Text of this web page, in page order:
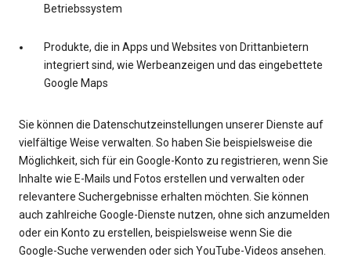
Betriebssystem
Produkte, die in Apps und Websites von Drittanbietern
integriert sind, wie Werbeanzeigen und das eingebettete
Google Maps
Sie können die Datenschutzeinstellungen unserer Dienste auf
vielfältige Weise verwalten. So haben Sie beispielsweise die
Möglichkeit, sich für ein Google-Konto zu registrieren, wenn Sie
Inhalte wie E-Mails und Fotos erstellen und verwalten oder
relevantere Suchergebnisse erhalten möchten. Sie können
auch zahlreiche Google-Dienste nutzen, ohne sich anzumelden
oder ein Konto zu erstellen, beispielsweise wenn Sie die
Google-Suche verwenden oder sich YouTube-Videos ansehen.